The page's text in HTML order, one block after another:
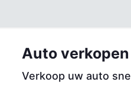
Auto
Verkoop uw auto